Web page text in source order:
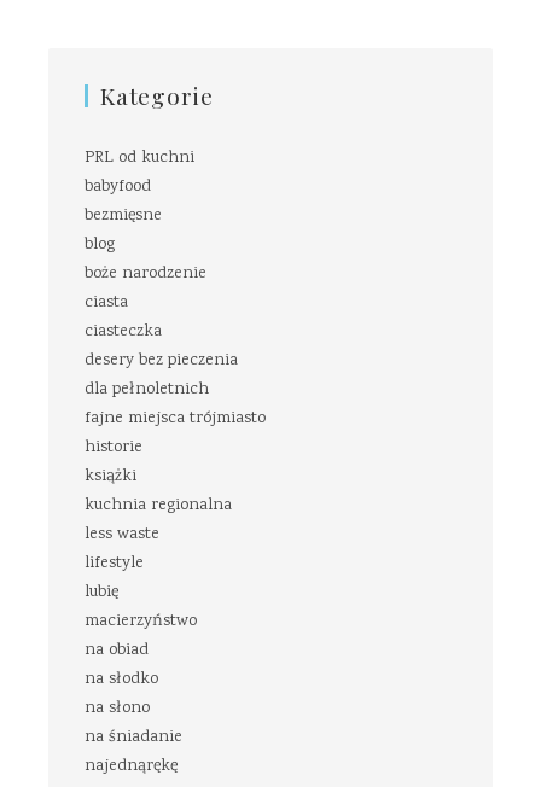
Kategorie
PRL od kuchni
babyfood
bezmięsne
blog
boże narodzenie
ciasta
ciasteczka
desery bez pieczenia
dla pełnoletnich
fajne miejsca trójmiasto
historie
książki
kuchnia regionalna
less waste
lifestyle
lubię
macierzyństwo
na obiad
na słodko
na słono
na śniadanie
najednąrękę